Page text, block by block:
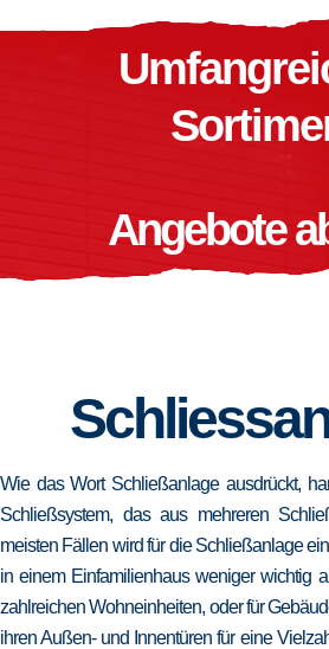
Angebote
Wie das Wort Schließanlage ausdrückt,
Schließsystem, das aus mehreren
meisten Fällen wird für die Schließanlage
in einem Einfamilienhaus weniger wichtig
zahlreichen Wohneinheiten, oder für
ihren Außen- und Innentüren für eine